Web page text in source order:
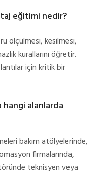
eğitimi nedir?
ölçülmesi, kesilmesi,
kurallarını öğretir.
için kritik bir
alanlarda
bakım atölyelerinde,
firmalarında,
teknisyen veya